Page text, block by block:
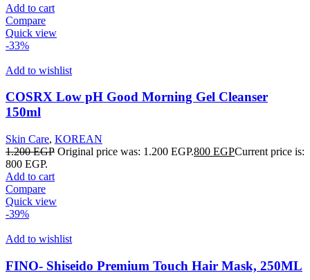
Add to cart
Compare
Quick view
-33%
Add to wishlist
COSRX Low pH Good Morning Gel Cleanser
150ml
Skin Care, KOREAN
1.200EGP Original price was: 1.200 EGP.800 EGPCurrent price is:
800 EGP.
Add to cart
Compare
Quick view
-39%
Add to wishlist
FINO- Shiseido Premium Touch Hair Mask, 250ML